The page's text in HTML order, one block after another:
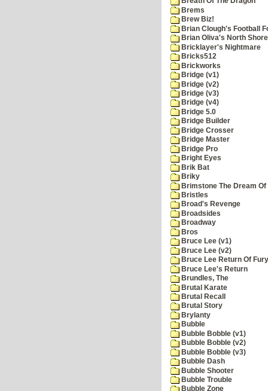
Brems
Brew Biz!
Brian Clough's Football
Brian Oliva's North
Bricklayer's Nightmare
Bricks512
Brickworks
Bridge (v1)
Bridge (v2)
Bridge (v3)
Bridge (v4)
Bridge 5.0
Bridge Builder
Bridge Crosser
Bridge Master
Bridge Pro
Bright Eyes
Brik Bat
Briky
Brimstone The Dream Of
Bristles
Broad's Revenge
Broadsides
Broadway
Bros
Bruce Lee (v1)
Bruce Lee (v2)
Bruce Lee Return Of Fury
Bruce Lee's Return
Brundles, The
Brutal Karate
Brutal Recall
Brutal Story
Brylanty
Bubble
Bubble Bobble (v1)
Bubble Bobble (v2)
Bubble Bobble (v3)
Bubble Dash
Bubble Shooter
Bubble Trouble
Bubble Zone